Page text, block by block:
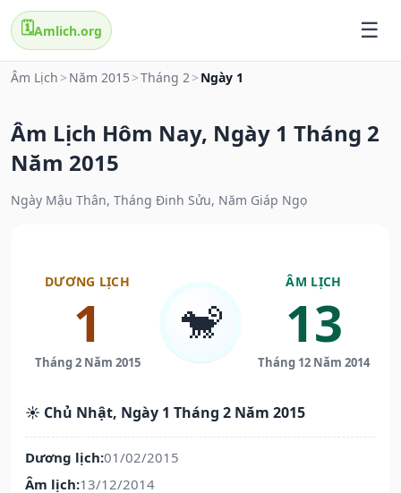
🗓️Amlich.org
Âm Lịch > Năm 2015 >Tháng 2> Ngày 1
Âm Lịch Hôm Nay, Ngày 1 Tháng 2
Năm 2015
Ngày Mậu Thân, Tháng Đinh Sửu, Năm Giáp Ngọ
DƯƠNG LỊCH
1
Tháng 2 Năm 2015
🐒
ÂM LỊCH
13
Tháng 12 Năm 2014
☀️ Chủ Nhật, Ngày 1 Tháng 2 Năm 2015
Dương lịch:01/02/2015
Âm lịch:13/12/2014